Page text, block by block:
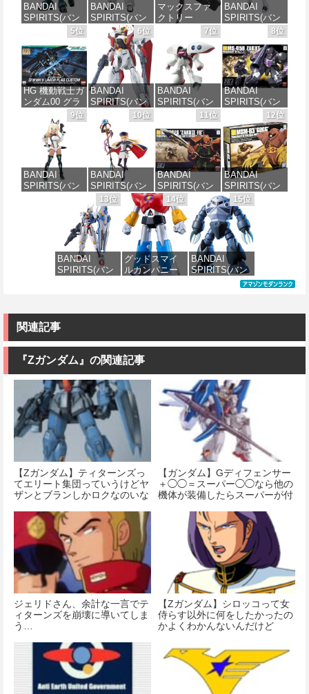
BANDAI
SPIRITS(バン
ダイ スピリッ
ツ) HG 機動新
世紀ガンダムX
ガンダムレオ
パルド 1/144ス
ケール 色分け
済みプラモデ
ル
価格：¥2,420
BANDAI
SPIRITS(バン
ダイ スピリッ
ツ) 機動警察パ
トレイバー
EZY RG 1/48
AV-98Plus (イ
ングラム・プ
ラス) 色分け済
みプラモデル
価格：¥6,500
マックスファ
クトリー
MXちゃん 組み
立て式プラモ
デル ノンスケ
ール 全高約
160mm
価格：¥10,087
BANDAI
SPIRITS(バン
ダイ スピリッ
ツ) 30MS SIS-
J00 メルンジ
ャ[カラーA] 色
分け済みプラ
モデル
価格：¥4,000
5位
HG 機動戦士ガ
ンダム00 グラ
ハム専用ユニ
オンフラッグ
カスタム 1/144
スケール 色分
け済みプラモ
デル
価格：¥1,800
6位
BANDAI
SPIRITS(バン
ダイ スピリッ
ツ) HGAW 機
動新世紀ガン
ダムX ガンダ
ムエアマスタ
ー 1/144スケー
ル 色分け済み
プラモデル
価格：¥3,600
7位
BANDAI
SPIRITS(バン
ダイ スピリッ
ツ) HGUC 195
機動戦士Zガン
ダム キュベレ
イ 1/144スケー
ル 色分け済み
プラモデル
価格：¥2,200
8位
BANDAI
SPIRITS(バン
ダイ スピリッ
ツ) HGUC 機動
戦士ガンダム
ザクI(黒い三連
星仕様) 1/144
スケール 色分
け済みプラモ
デル
価格：¥2,200
9位
BANDAI
SPIRITS(バン
エ[カラーC] 色
分け済みプラ
価格：¥4,500
10位
BANDAI
SPIRITS(バン
ダイ スピリッ
ツ) 30MS
Fate/Grand
Order アルトリ
ア・キャスタ
ー 色分け済み
プラモデル
11位
BANDAI
SPIRITS(バン
ダイ スピリッ
ツ) HGUC
1/144 ザクII
(ガルマ専用機)
(機動戦士ガン
ダム)
価格：¥2,982
12位
BANDAI
SPIRITS(バン
ダイ スピリッ
ツ) HGUC 機動
戦士ガンダム
MSM-03 ゴッ
グ 1/144スケー
ル 色分け済み
プラモデル
価格：¥2,300
13位
BANDAI
SPIRITS(バン
機動戦士ガン
ダム 水星の魔
アリアル 1/100
スケール 色分
け済みプラモ
デル
価格：¥4,180
14位
グッドスマイ
ルカンパニー
イアポロン 組
ケール 全高約
175mm
価格：¥8,820
15位
BANDAI
SPIRITS(バン
ダイ スピリッ
MSM-07 ズゴ
みプラモデル
関連記事
『Ζガンダム』の関連記事
【Ζガンダム】ティターンズっ
てエリート集団っていうけどヤ
ザンとブランしかロクなのいな
【ガンダム】Gディフェンサー
＋◯◯＝スーパー◯◯なら他の
機体が装備したらスーパーが付
ジェリドさん、余計な一言でテ
ィターンズを崩壊に導いてしま
う…
【Ζガンダム】シロッコって女
侍らす以外に何をしたかったの
かよくわかんないんだけど